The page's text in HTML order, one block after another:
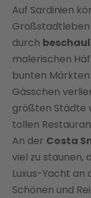
Auf Sardinien
Großstadtleben
durch
malerischen
bunten
Gässchen
größten Städte
tollen
An der Costa
viel zu staunen,
Luxus-Yacht an
Schönen und